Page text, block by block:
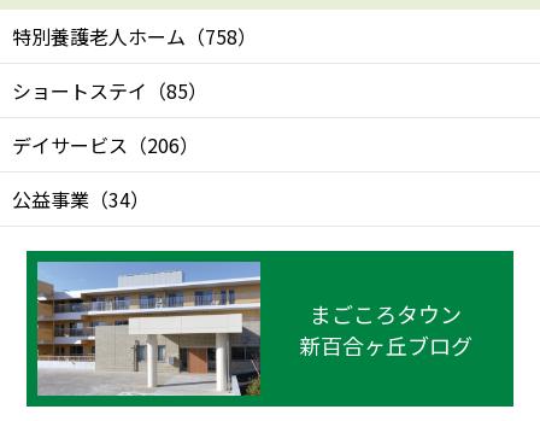
特別養護老人ホーム （758）
ショートステイ （85）
デイサービス （206）
公益事業 （34）
まごころタウン
新百合ヶ丘ブログ